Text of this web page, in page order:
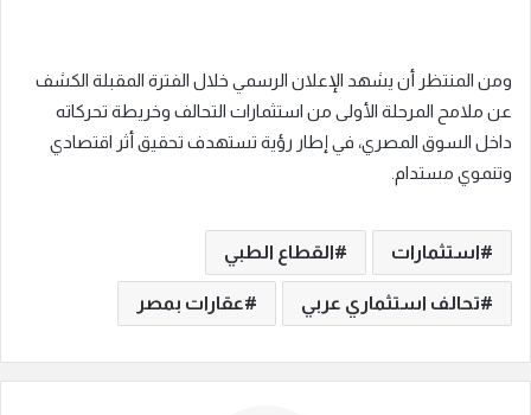
ومن المنتظر أن يشهد الإعلان الرسمي خلال الفترة المقبلة الكشف
عن ملامح المرحلة الأولى من استثمارات التحالف وخريطة تحركاته
داخل السوق المصري، في إطار رؤية تستهدف تحقيق أثر اقتصادي
وتنموي مستدام.
استثمارات القطاع الطبي
تحالف استثماري عربي عقارات بمصر